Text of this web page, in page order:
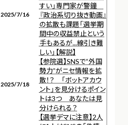
2025/7/16
すい」専門家が警鐘
『政治系切り抜き動画』
の拡散も課題「選挙期
間中の収益禁止という
手もあるが...線引き難
しい」【解説】
2025/7/18
【参院選】SNSで“外国
勢力”がニセ情報を拡
散！？ 「ボットアカウ
ント」を見分けるポイン
トは3つ あなたは見
分けられる？
【選挙デマに注意】2人